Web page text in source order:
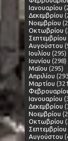
Ιανουαρίου
Δεκεμβρίου
Νοεμβρίου
Οκτωβρίου
Σεπτεμβρίου
Αυγούστου
Ιουλίου (295)
Ιουνίου (298)
Μαΐου (295)
Απριλίου
Μαρτίου
Ιανουαρίου
Δεκεμβρίου
Νοεμβρίου
Οκτωβρίου
Σεπτεμβρίου
Αυγούστου